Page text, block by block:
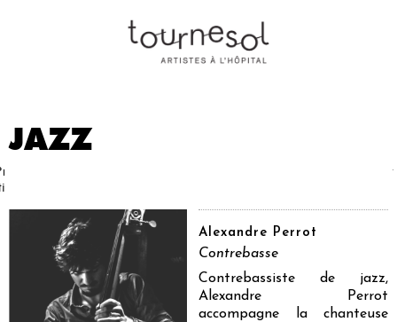
Contact
JAZZ
Alexandre Perrot
Contrebasse
Contrebassiste de jazz,
Alexandre Perrot
accompagne la chanteuse